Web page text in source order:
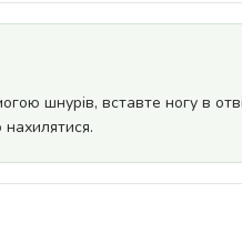
шнурів, вставте ногу в